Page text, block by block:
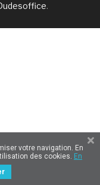
.
votre navigation. En
des cookies. En